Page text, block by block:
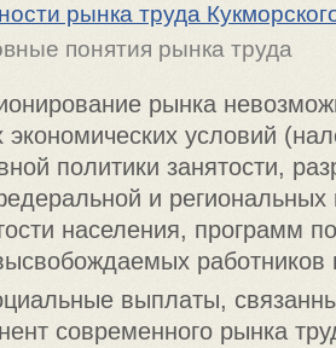
рынка труда
понятия рынка труда
рынка
экономических условий
политики занятости,
и региональных
населения, программ
работников
выплаты,
современного рынка